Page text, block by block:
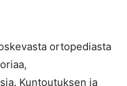
ortopediasta
Kuntoutuksen ja